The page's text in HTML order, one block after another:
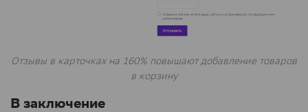
Отзывы в карточках на 160% повышают добавление товаров
в корзину
В заключение